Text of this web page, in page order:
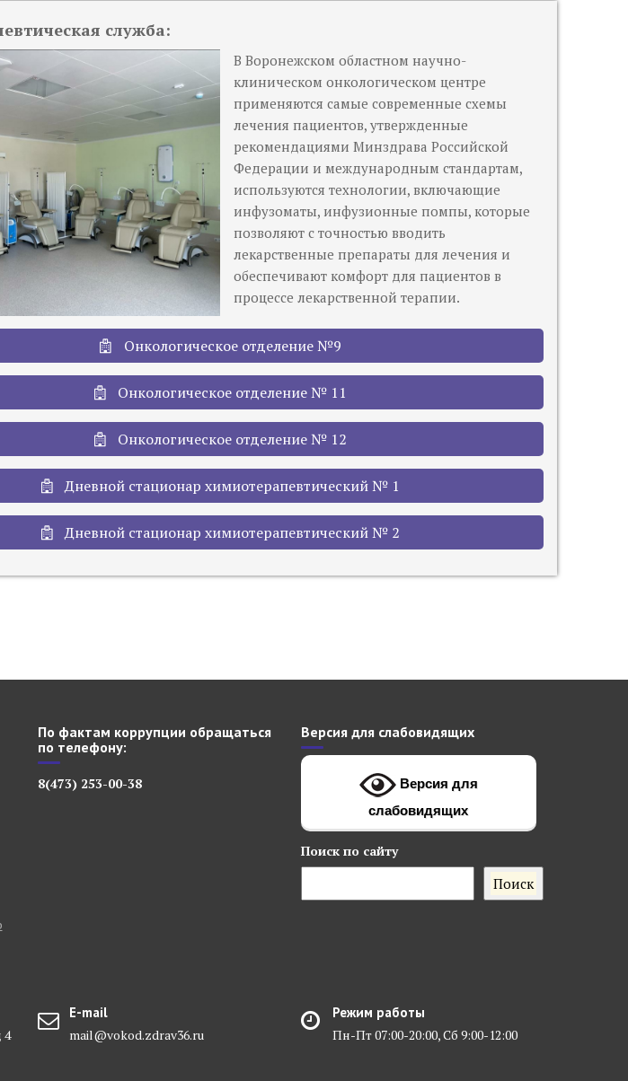
служба:
В Воронежском областном научно-
клиническом онкологическом центре
применяются самые современные схемы
лечения пациентов, утвержденные
рекомендациями Минздрава Российской
Федерации и международным стандартам,
используются технологии, включающие
инфузоматы, инфузионные помпы, которые
позволяют с точностью вводить
лекарственные препараты для лечения и
обеспечивают комфорт для пациентов в
процессе лекарственной терапии.
Онкологическое отделение №9
Онкологическое отделение № 11
Онкологическое отделение № 12
Дневной стационар химиотерапевтический № 1
Дневной стационар химиотерапевтический № 2
По фактам коррупции обращаться
по телефону:
8(473) 253-00-38
Версия для слабовидящих
Версия для
слабовидящих
Поискпо сайту
Поиск
4
E-mail
mail@vokod.zdrav36.ru
Режим работы
Пн-Пт 07:00-20:00, Сб 9:00-12:00